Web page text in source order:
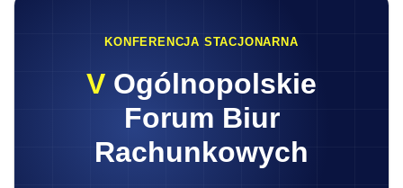
KONFERENCJA STACJONARNA
V Ogólnopolskie
Forum Biur
Rachunkowych